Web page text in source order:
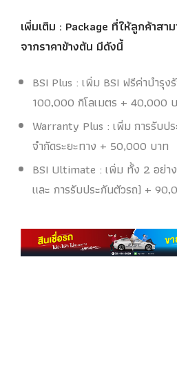
เพิ่มเติม : Package ที่ให้ลูกค้าสา
จากราคาข้างต้น มีดังนี้
BSI Plus : เพิ่ม BSI ฟรีค่าบำรุ
100,000 กิโลเมตร + 40,000
Warranty Plus : เพิ่ม การรับป
จำกัดระยะทาง + 50,000 บาท
BSI Ultimate : เพิ่ม ทั้ง 2 อย่า
และ การรับประกันตัวรถ) +